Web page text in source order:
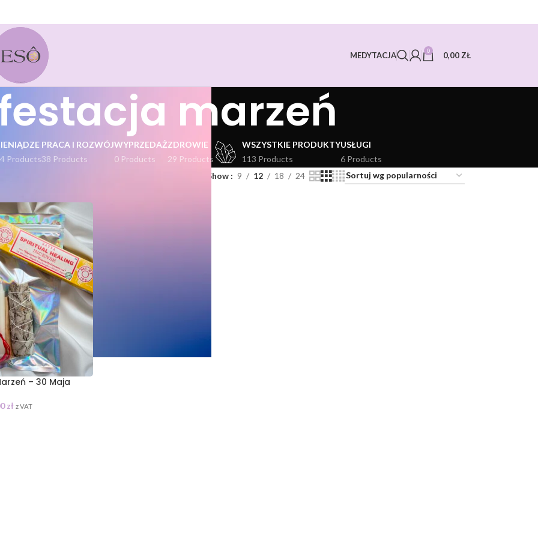
MEDYTACJA 0 0,00 ZŁ
marzeń
Products
PRACA I ROZWÓJ
38 Products
WYPRZEDAŻ
0 Products
ZDROWIE
29 Products
WSZYSTKIE PRODUKTY
113 Products
USŁUGI
6 Products
Show 9 12 18 24
– 30 Maja
zł z VAT